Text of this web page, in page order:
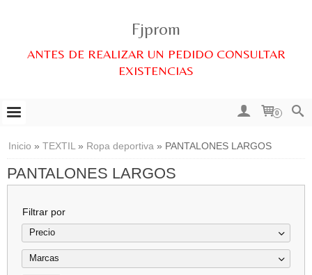
Fjprom
ANTES DE REALIZAR UN PEDIDO CONSULTAR
EXISTENCIAS
0
Inicio » TEXTIL » Ropa deportiva » PANTALONES LARGOS
PANTALONES LARGOS
Filtrar por
Precio
Marcas